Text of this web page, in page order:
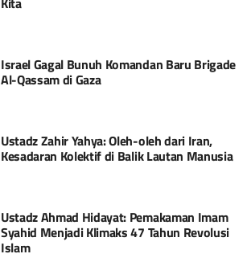
Israel Gagal Bunuh Komandan Baru Brigade
Al-Qassam di Gaza
Ustadz Zahir Yahya: Oleh-oleh dari Iran,
Kesadaran Kolektif di Balik Lautan Manusia
Ustadz Ahmad Hidayat: Pemakaman Imam
Syahid Menjadi Klimaks 47 Tahun Revolusi
Islam